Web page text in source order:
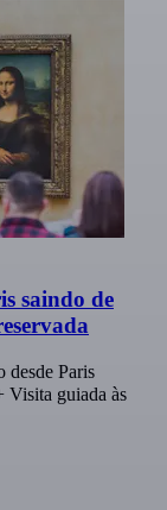
saindo de
desde Paris
Visita guiada às